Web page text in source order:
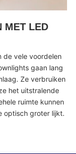
MET LED
de vele voordelen
gaan lang
Ze verbruiken
het uitstralende
ruimte kunnen
optisch groter lijkt.